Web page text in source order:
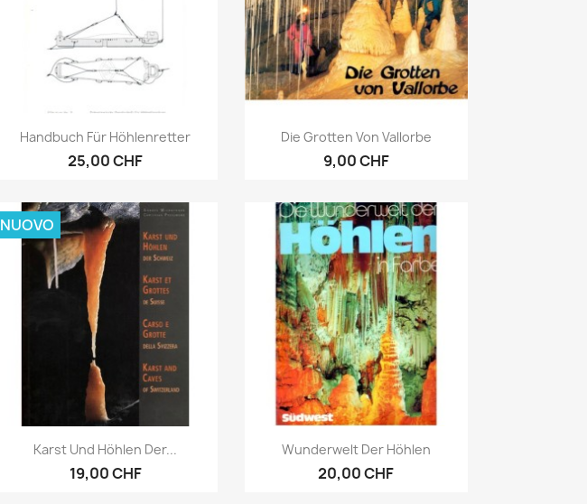
Anteprima
Handbuch Für Höhlenretter
25,00 CHF
Anteprima
Die Grotten Von Vallorbe
9,00 CHF
Anteprima
Karst Und Höhlen Der...
19,00 CHF
NUOVO
Anteprima
Wunderwelt Der Höhlen
20,00 CHF